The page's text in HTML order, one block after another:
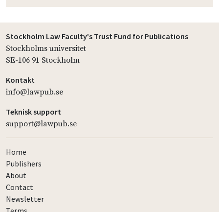
Stockholm Law Faculty's Trust Fund for Publications
Stockholms universitet
SE-106 91 Stockholm
Kontakt
info@lawpub.se
Teknisk support
support@lawpub.se
Home
Publishers
About
Contact
Newsletter